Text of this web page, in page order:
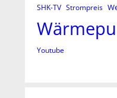
SHK-TV Strompreis
Youtube